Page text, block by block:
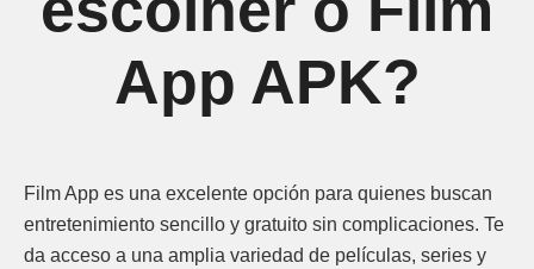
App APK?
Film App es una excelente opción para quienes buscan
entretenimiento sencillo y gratuito sin complicaciones. Te
da acceso a una amplia variedad de películas, series y